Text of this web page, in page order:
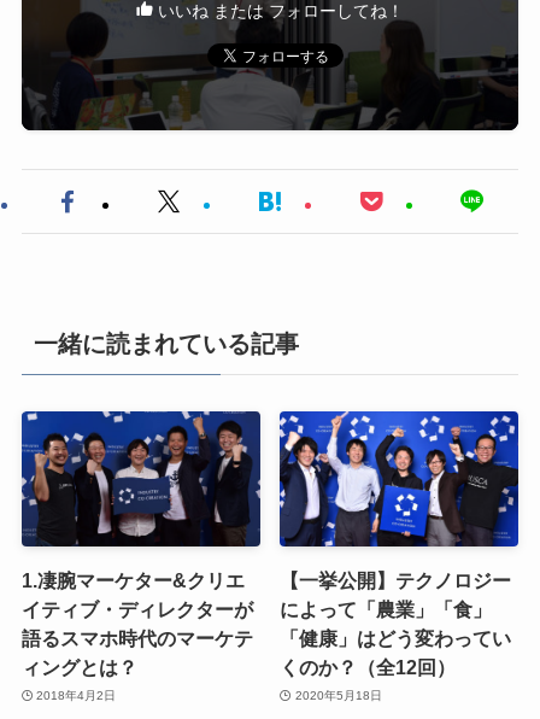
いいね または フォローしてね！
一緒に読まれている記事
1.凄腕マーケター&クリエ
イティブ・ディレクターが
語るスマホ時代のマーケテ
ィングとは？
2018年4月2日
【一挙公開】テクノロジー
によって「農業」「食」
「健康」はどう変わってい
くのか？（全12回）
2020年5月18日